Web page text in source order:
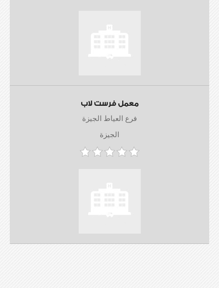
معمل فرست لاب
فرع العياط الجيزة
الجيزة